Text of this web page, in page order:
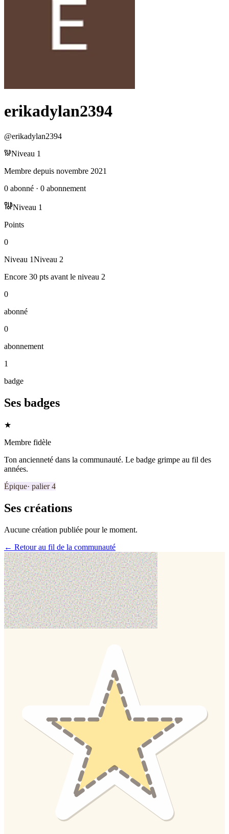
erikadylan2394
@erikadylan2394
Niveau 1
Membre depuis novembre 2021
0 abonné · 0 abonnement
Niveau 1
Points
0
Niveau 1Niveau 2
Encore 30 pts avant le niveau 2
0
abonné
0
abonnement
1
badge
Ses badges
★
Membre fidèle
Ton ancienneté dans la communauté. Le badge grimpe au fil des
années.
Épique· palier4
Ses créations
Aucune création publiée pour le moment.
← Retour au fil de la communauté